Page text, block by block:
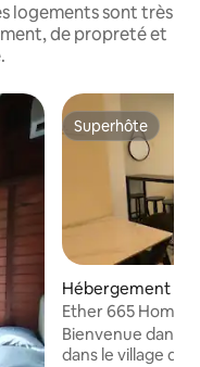
logements sont très
de propreté et
Superhôte
Superhôte
Hébergement ⋅
Ether 665
Bienvenue dans
dans le village de